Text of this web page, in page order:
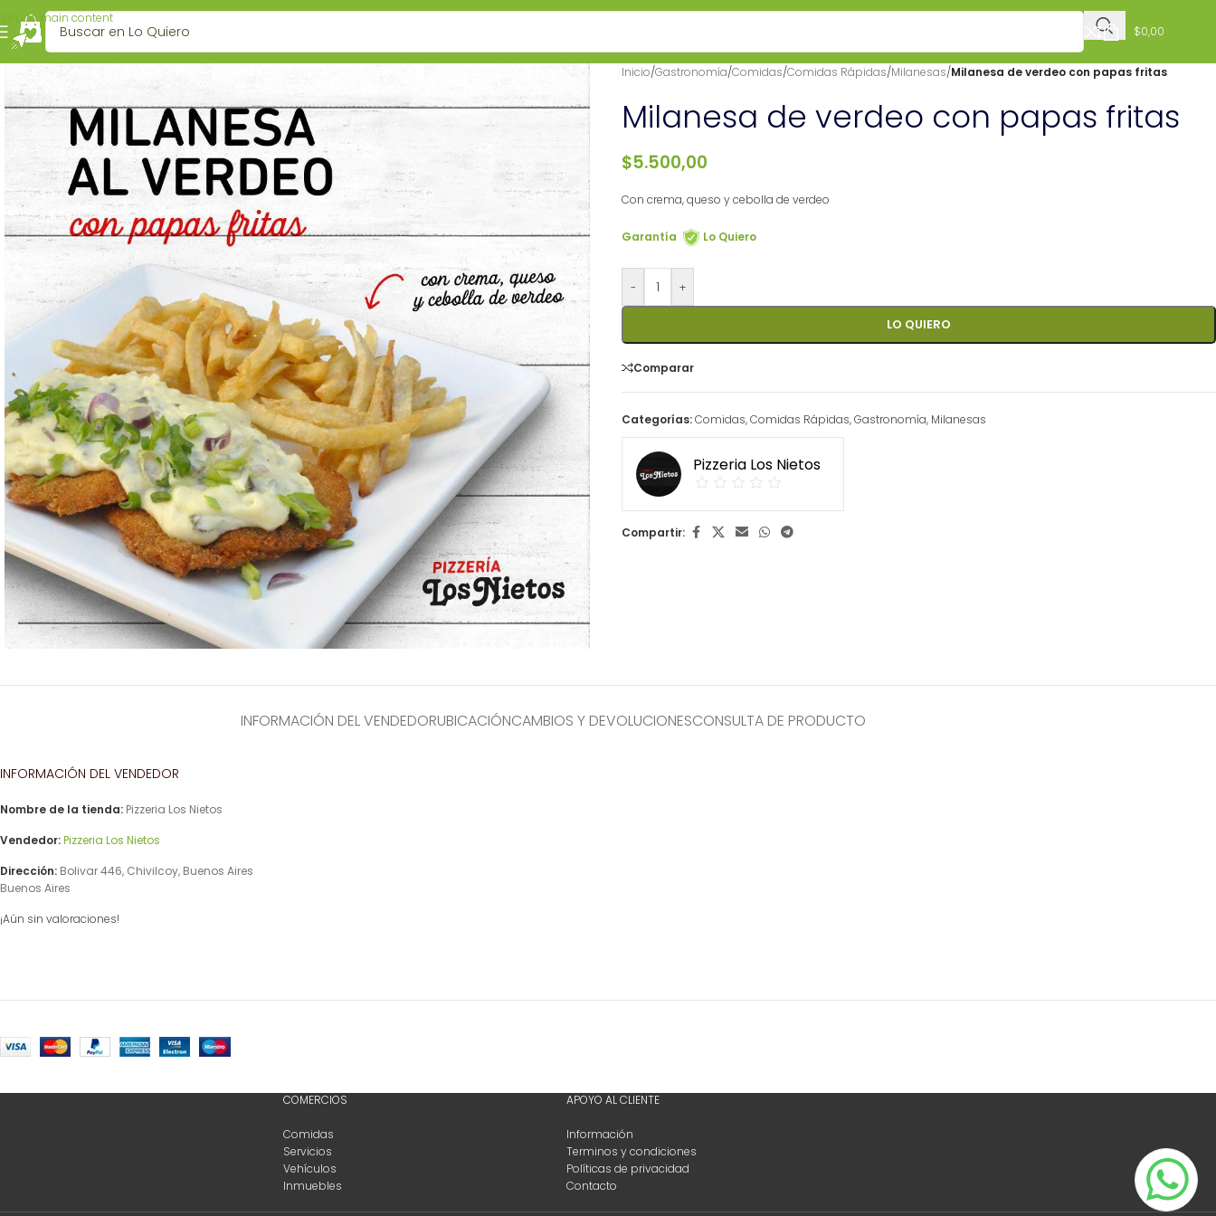
Skip to main content
$0,00
Inicio/Gastronomía/Comidas/Comidas Rápidas/Milanesas/Milanesa de verdeo con papas fritas
Milanesa de verdeo con papas fritas
$5.500,00
Con crema, queso y cebolla de verdeo
Garantía Lo Quiero
- +
LO QUIERO
Comparar
Categorías:Comidas,Comidas Rápidas,Gastronomía, Milanesas
Pizzeria Los Nietos
Compartir:
INFORMACIÓN DEL VENDEDORUBICACIÓNCAMBIOS Y DEVOLUCIONESCONSULTA DE PRODUCTO
INFORMACIÓN DEL VENDEDOR
Nombre de la tienda: Pizzeria Los Nietos
Vendedor:Pizzeria Los Nietos
Dirección: Bolivar 446, Chivilcoy, Buenos Aires
Buenos Aires
¡Aún sin valoraciones!
COMERCIOS
Comidas
Servicios
Vehículos
Inmuebles
APOYO AL CLIENTE
Información
Terminos y condiciones
Políticas de privacidad
Contacto